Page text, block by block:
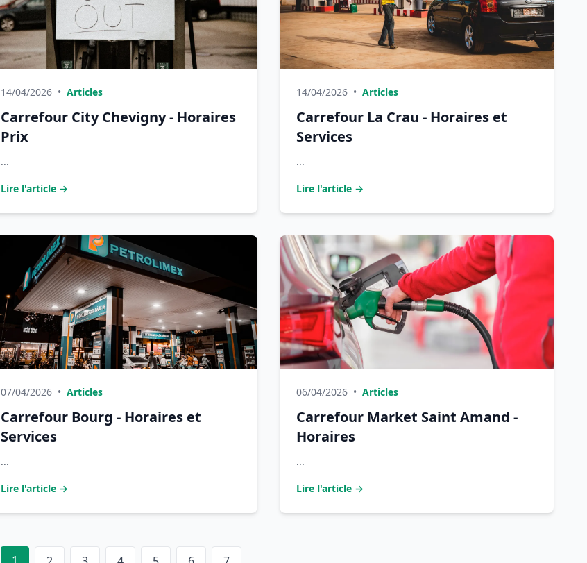
14/04/2026 • Articles
Carrefour City Chevigny - Horaires
Prix
...
Lire l'article →
14/04/2026 • Articles
Carrefour La Crau - Horaires et
Services
...
Lire l'article →
07/04/2026 • Articles
Carrefour Bourg - Horaires et
Services
...
Lire l'article →
06/04/2026 • Articles
Carrefour Market Saint Amand -
Horaires
...
Lire l'article →